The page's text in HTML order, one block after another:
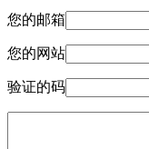
您的邮箱
您的网站
验证的码